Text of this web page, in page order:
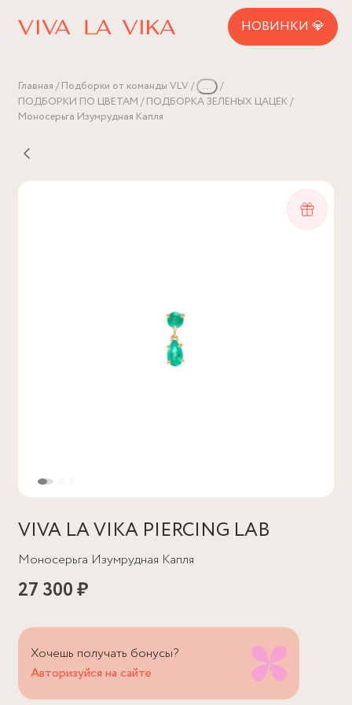
НОВИНКИ 💎
Главная Подборки от команды VLV
...
ПОДБОРКИ ПО ЦВЕТАМ
ПОДБОРКА ЗЕЛЕНЫХ ЦАЦЕК
Моносерьга Изумрудная Капля
VIVA LA VIKA PIERCING LAB
Моносерьга Изумрудная Капля
27 300 ₽
Хочешь получать бонусы?
Авторизуйся на сайте